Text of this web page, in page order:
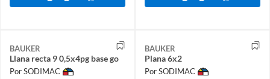
BAUKER
Llana recta 9 0,5x4pg base go
Por SODIMAC
BAUKER
Plana 6x2
Por SODIMAC